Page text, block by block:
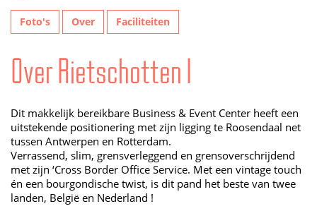
Foto's Over Faciliteiten
Over Rietschotten 1
Dit makkelijk bereikbare Business & Event Center heeft een
uitstekende positionering met zijn ligging te Roosendaal net
tussen Antwerpen en Rotterdam.
Verrassend, slim, grensverleggend en grensoverschrijdend
met zijn ‘Cross Border Office Service. Met een vintage touch
én een bourgondische twist, is dit pand het beste van twee
landen, België en Nederland !